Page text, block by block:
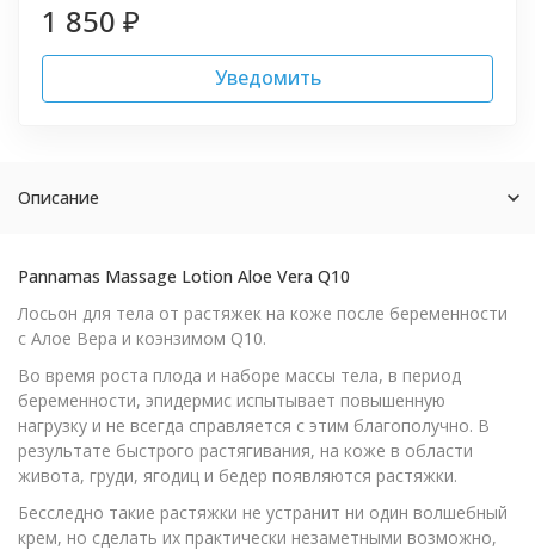
1 850 ₽
Уведомить
Описание
Pannamas Massage Lotion Aloe Vera Q10
Лосьон для тела от растяжек на коже после беременности
с Алое Вера и коэнзимом Q10.
Во время роста плода и наборе массы тела, в период
беременности, эпидермис испытывает повышенную
нагрузку и не всегда справляется с этим благополучно. В
результате быстрого растягивания, на коже в области
живота, груди, ягодиц и бедер появляются растяжки.
Бесследно такие растяжки не устранит ни один волшебный
крем, но сделать их практически незаметными возможно,